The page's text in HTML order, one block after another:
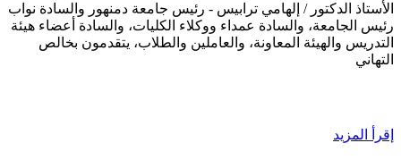
الأستاذ الدكتور / إلهامي ترابيس - رئيس جامعة دمنهور والسادة نواب
رئيس الجامعة، والسادة عمداء ووكلاء الكليات، والسادة أعضاء هيئة
التدريس والهيئة المعاونة، والعاملين والطلاب، يتقدمون بخالص
التهاني
إقرأ المزيد